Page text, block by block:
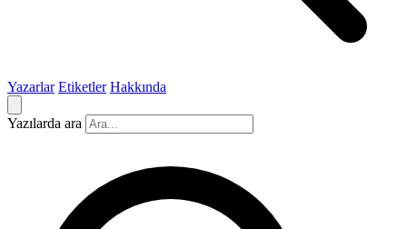
Yazarlar Etiketler Hakkında
Yazılarda ara